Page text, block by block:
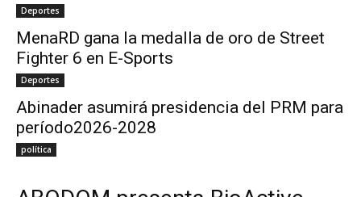
Deportes
MenaRD gana la medalla de oro de Street
Fighter 6 en E-Sports
Deportes
Abinader asumirá presidencia del PRM para
período2026-2028
política